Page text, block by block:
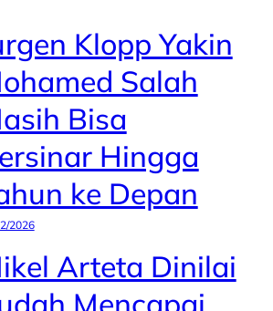
Klopp Yakin
Salah
Bisa
Hingga
ke Depan
2026
Arteta Dinilai